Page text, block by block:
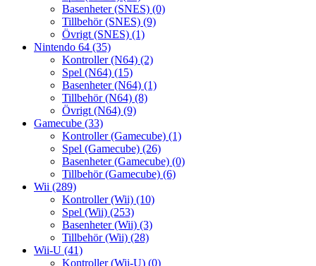
Basenheter (SNES) (0)
Tillbehör (SNES) (9)
Övrigt (SNES) (1)
Nintendo 64 (35)
Kontroller (N64) (2)
Spel (N64) (15)
Basenheter (N64) (1)
Tillbehör (N64) (8)
Övrigt (N64) (9)
Gamecube (33)
Kontroller (Gamecube) (1)
Spel (Gamecube) (26)
Basenheter (Gamecube) (0)
Tillbehör (Gamecube) (6)
Wii (289)
Kontroller (Wii) (10)
Spel (Wii) (253)
Basenheter (Wii) (3)
Tillbehör (Wii) (28)
Wii-U (41)
Kontroller (Wii-U) (0)